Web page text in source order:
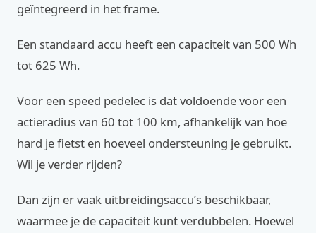
geïntegreerd in het frame.
Een standaard accu heeft een capaciteit van 500 Wh
tot 625 Wh.
Voor een speed pedelec is dat voldoende voor een
actieradius van 60 tot 100 km, afhankelijk van hoe
hard je fietst en hoeveel ondersteuning je gebruikt.
Wil je verder rijden?
Dan zijn er vaak uitbreidingsaccu’s beschikbaar,
waarmee je de capaciteit kunt verdubbelen. Hoewel